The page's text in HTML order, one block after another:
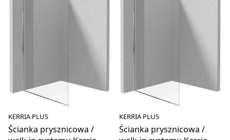
KERRIA PLUS
Ścianka prysznicowa /
KERRIA PLUS
Ścianka prysznicowa /